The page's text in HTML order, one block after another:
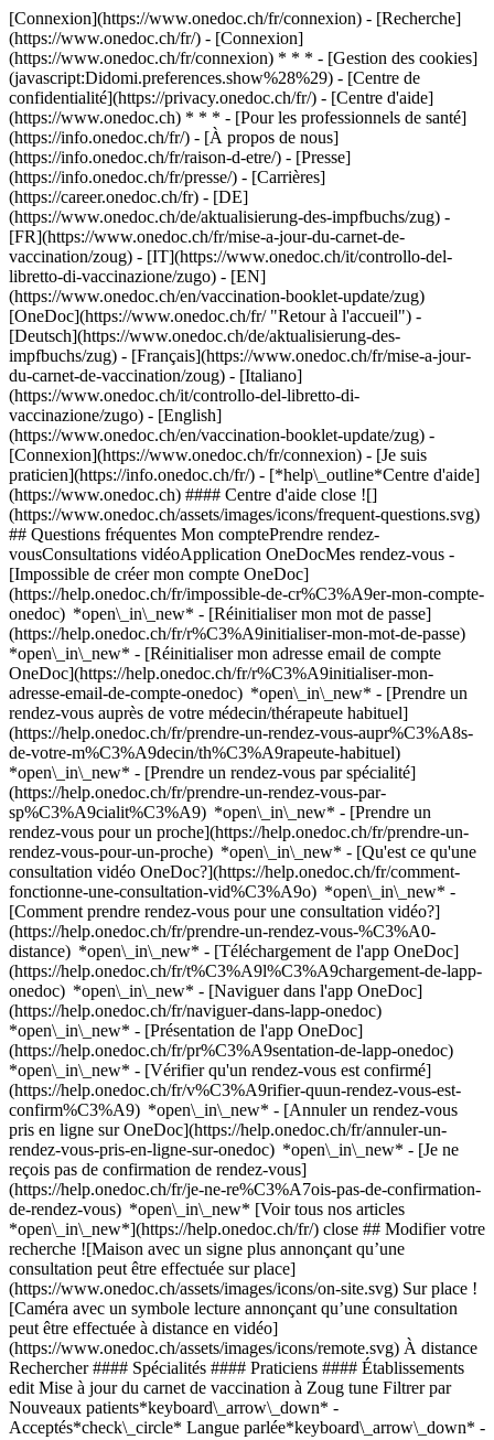
[Connexion](https://www.onedoc.ch/fr/connexion) - [Recherche]
(https://www.onedoc.ch/fr/) - [Connexion]
(https://www.onedoc.ch/fr/connexion) * * * - [Gestion des cookies]
(javascript:Didomi.preferences.show%28%29) - [Centre de
confidentialité](https://privacy.onedoc.ch/fr/) - [Centre d'aide]
(https://www.onedoc.ch) * * * - [Pour les professionnels de santé]
(https://info.onedoc.ch/fr/) - [À propos de nous]
(https://info.onedoc.ch/fr/raison-d-etre/) - [Presse]
(https://info.onedoc.ch/fr/presse/) - [Carrières]
(https://career.onedoc.ch/fr) - [DE]
(https://www.onedoc.ch/de/aktualisierung-des-impfbuchs/zug) -
[FR](https://www.onedoc.ch/fr/mise-a-jour-du-carnet-de-
vaccination/zoug) - [IT](https://www.onedoc.ch/it/controllo-del-
libretto-di-vaccinazione/zugo) - [EN]
(https://www.onedoc.ch/en/vaccination-booklet-update/zug)
[OneDoc](https://www.onedoc.ch/fr/ "Retour à l'accueil") -
[Deutsch](https://www.onedoc.ch/de/aktualisierung-des-
impfbuchs/zug) - [Français](https://www.onedoc.ch/fr/mise-a-jour-
du-carnet-de-vaccination/zoug) - [Italiano]
(https://www.onedoc.ch/it/controllo-del-libretto-di-
vaccinazione/zugo) - [English]
(https://www.onedoc.ch/en/vaccination-booklet-update/zug) -
[Connexion](https://www.onedoc.ch/fr/connexion) - [Je suis
praticien](https://info.onedoc.ch/fr/) - [*help\_outline*Centre d'aide]
(https://www.onedoc.ch) #### Centre d'aide close ![]
(https://www.onedoc.ch/assets/images/icons/frequent-questions.svg)
## Questions fréquentes Mon comptePrendre rendez-
vousConsultations vidéoApplication OneDocMes rendez-vous -
[Impossible de créer mon compte OneDoc]
(https://help.onedoc.ch/fr/impossible-de-cr%C3%A9er-mon-compte-
onedoc) *open\_in\_new* - [Réinitialiser mon mot de passe]
(https://help.onedoc.ch/fr/r%C3%A9initialiser-mon-mot-de-passe)
*open\_in\_new* - [Réinitialiser mon adresse email de compte
OneDoc](https://help.onedoc.ch/fr/r%C3%A9initialiser-mon-
adresse-email-de-compte-onedoc) *open\_in\_new* - [Prendre un
rendez-vous auprès de votre médecin/thérapeute habituel]
(https://help.onedoc.ch/fr/prendre-un-rendez-vous-aupr%C3%A8s-
de-votre-m%C3%A9decin/th%C3%A9rapeute-habituel)
*open\_in\_new* - [Prendre un rendez-vous par spécialité]
(https://help.onedoc.ch/fr/prendre-un-rendez-vous-par-
sp%C3%A9cialit%C3%A9) *open\_in\_new* - [Prendre un
rendez-vous pour un proche](https://help.onedoc.ch/fr/prendre-un-
rendez-vous-pour-un-proche) *open\_in\_new* - [Qu'est ce qu'une
consultation vidéo OneDoc?](https://help.onedoc.ch/fr/comment-
fonctionne-une-consultation-vid%C3%A9o) *open\_in\_new* -
[Comment prendre rendez-vous pour une consultation vidéo?]
(https://help.onedoc.ch/fr/prendre-un-rendez-vous-%C3%A0-
distance) *open\_in\_new* - [Téléchargement de l'app OneDoc]
(https://help.onedoc.ch/fr/t%C3%A9l%C3%A9chargement-de-lapp-
onedoc) *open\_in\_new* - [Naviguer dans l'app OneDoc]
(https://help.onedoc.ch/fr/naviguer-dans-lapp-onedoc)
*open\_in\_new* - [Présentation de l'app OneDoc]
(https://help.onedoc.ch/fr/pr%C3%A9sentation-de-lapp-onedoc)
*open\_in\_new* - [Vérifier qu'un rendez-vous est confirmé](https://help.onedoc.ch/fr/v%C3%A9rifier-quun-rendez-vous-est-confirm%C3%A9) *open\_in\_new* - [Annuler un rendez-vous pris en ligne sur OneDoc](https://help.onedoc.ch/fr/annuler-un-rendez-vous-pris-en-ligne-sur-onedoc) *open\_in\_new* - [Je ne reçois pas de confirmation de rendez-vous](https://help.onedoc.ch/fr/je-ne-re%C3%A7ois-pas-de-confirmation-de-rendez-vous) *open\_in\_new* [Voir tous nos articles *open\_in\_new*](https://help.onedoc.ch/fr/) close ## Modifier votre recherche ![Maison avec un signe plus annonçant qu’une consultation peut être effectuée sur place](https://www.onedoc.ch/assets/images/icons/on-site.svg) Sur place ![Caméra avec un symbole lecture annonçant qu’une consultation peut être effectuée à distance en vidéo](https://www.onedoc.ch/assets/images/icons/remote.svg) À distance Rechercher #### Spécialités #### Praticiens #### Établissements edit Mise à jour du carnet de vaccination à Zoug tune Filtrer par Nouveaux patients*keyboard\_arrow\_down* - Acceptés*check\_circle* Langue parlée*keyboard\_arrow\_down* - Albanais*check\_circle* - Allemand*check\_circle* - Anglais*check\_circle* - Arabe*check\_circle* - Bosniaque*check\_circle* - Croate*check\_circle* - Espagnol*check\_circle* - Français*check\_circle* - Hindi*check\_circle* - Hébreu*check\_circle* - Italien*check\_circle* - Kurde*check\_circle* - Persan*check\_circle* - Polonais*check\_circle* - Portugais*check\_circle* - Roumain*check\_circle* - Russe*check\_circle* - Serbe*check\_circle* - Tamoul*check\_circle* - Turc*check\_circle* Sexe*keyboard\_arrow\_down* - Femme*check\_circle* - Homme*check\_circle* Réseau*keyboard\_arrow\_down* - ArgoMed*check\_circle* - doccare*check\_circle* - DocNet Säuliamt*check\_circle* - Medbase*check\_circle* Disponibilité*keyboard\_arrow\_down* - Disponible aujourdhui*check\_circle* - Dans les 3 prochains jours*check\_circle* - Dans les 7 prochains jours*check\_circle* - Dans les 14 prochains jours*check\_circle* # __Mise à jour du carnet de vaccination__ dans les environs de __Zoug__: prenez rendez-vous en ligne aujourd'hui [![Dipl. med. Elena Bahtinova, spécialiste en médecine interne générale à Knonau](https://assets.onedoc.ch/images/users/4542d72bfa4cee50e53c97918fb1ef8fd68050f6f434200504772f1e1461b513-small.png "Dipl. med. Elena Bahtinova, spécialiste en médecine interne générale à Knonau")](https://www.onedoc.ch/fr/specialiste-en-medecine-interne-generale/knonau/pcn9z/dipl-med-elena-bahtinova) ### [Dipl. med. Elena Bahtinova](https://www.onedoc.ch/fr/specialiste-en-medecine-interne-generale/knonau/pcn9z/dipl-med-elena-bahtinova) ![Badge indiquant un profil vérifié](https://www.onedoc.ch/assets/images/icons/checkmark.svg) [Spécialiste en médecine interne générale](https://www.onedoc.ch/fr/specialiste-en-medecine-interne-generale/knonau) [Doktorhuus Praxis Knonau](https://www.onedoc.ch/fr/cabinet-de-groupe/knonau/e8uc/doktorhuus-praxis-knonau) Schlossmattstrasse 28 8934 Knonau ![Dipl. med. Elena Bahtinova est affiliée au réseau DocNet Säuliamt](https://assets.onedoc.ch/images/networks/logos/3a47af438beb425e07ef64c24da6e6ae42106e494c234732471874cfa0349b8d-small.png) ![Icône patient avec un signe plus annonçant que le professionnel accepte de nouveaux patients](https://www.onedoc.ch/assets/images/icons/new-patients.svg)Accepte les nouveaux patients [Réserver un RDV](https://www.onedoc.ch/fr/specialiste-en-medecine-interne-generale/knonau/pcn9z/dipl-med-elena-bahtinova) Expertises:[Mise à jour du carnet de vaccination](https://www.onedoc.ch/fr/mise-a-jour-du-carnet-de-vaccination/knonau), [Check-up | bilan de santé](https://www.onedoc.ch/fr/check-up-bilan-de-sante/knonau), [Urgence en médecine générale](https://www.onedoc.ch/fr/urgence-en-medecine-generale/knonau), [Prise de sang | Prélèvement sanguin](https://www.onedoc.ch/fr/prise-de-sang-prelevement-sanguin/knonau), [Conseils personnalisés en vaccination](https://www.onedoc.ch/fr/conseils-personnalises-en-vaccination/knonau), [Conseil aux voyageurs](https://www.onedoc.ch/fr/conseil-aux-voyageurs/knonau), [Contrôle médical permis de conduire NIVEAU 1](https://www.onedoc.ch/fr/controle-medical-permis-de-conduire-niveau-1/knonau), [Diabète](https://www.onedoc.ch/fr/diabete/knonau), [Dépistage du diabète](https://www.onedoc.ch/fr/depistage-du-diabete/knonau), [Grippe | Symptômes de la grippe | Rhume](https://www.onedoc.ch/fr/grippe-symptomes-de-la-grippe-rhume/knonau), [Mesure de la pression artérielle | Tension](https://www.onedoc.ch/fr/mesure-de-la-pression-arterielle-tension/knonau), [Contrôle médical permis de conduire NIVEAU 2](https://www.onedoc.ch/fr/controle-medical-permis-de-conduire-niveau-2/knonau)Voir plus *chevron\_left* mar. 04 août *chevron\_right* Voir plus de rendez-vous *error\_outline* Une erreur s'est produite lors du chargement des disponibilités [Réessayer](https://www.onedoc.ch) Expertises:[Mise à jour du carnet de vaccination](https://www.onedoc.ch/fr/mise-a-jour-du-carnet-de-vaccination/knonau), [Check-up | bilan de santé](https://www.onedoc.ch/fr/check-up-bilan-de-sante/knonau), [Urgence en médecine générale](https://www.onedoc.ch/fr/urgence-en-medecine-generale/knonau), [Prise de sang | Prélèvement sanguin](https://www.onedoc.ch/fr/prise-de-sang-prelevement-sanguin/knonau), [Conseils personnalisés en vaccination](https://www.onedoc.ch/fr/conseils-personnalises-en-vaccination/knonau), [Conseil aux voyageurs](https://www.onedoc.ch/fr/conseil-aux-voyageurs/knonau), [Contrôle médical permis de conduire NIVEAU 1](https://www.onedoc.ch/fr/controle-medical-permis-de-conduire-niveau-1/knonau), [Diabète](https://www.onedoc.ch/fr/diabete/knonau), [Dépistage du diabète](https://www.onedoc.ch/fr/depistage-du-diabete/knonau), [Grippe | Symptômes de la grippe | Rhume](https://www.onedoc.ch/fr/grippe-symptomes-de-la-grippe-rhume/knonau), [Mesure de la pression artérielle | Tension](https://www.onedoc.ch/fr/mesure-de-la-pression-arterielle-tension/knonau), [Contrôle médical permis de conduire NIVEAU 2](https://www.onedoc.ch/fr/controle-medical-permis-de-conduire-niveau-2/knonau)Voir plus [![Dipl. med. Karolina Stosiek, médecin généraliste à Oberägeri](https://assets.onedoc.ch/images/users/f989fbfb8d92f238160b9d70d067f2886ae620ce0133a9d78f46f700746455f1-small.jpg "Dipl. med. Karolina Stosiek, médecin généraliste à Oberägeri")](https://www.onedoc.ch/fr/medecin-generaliste/oberageri/pcl2q/dipl-med-karolina-stosiek) ### [Dipl. med. Karolina Stosiek](https://www.onedoc.ch/fr/medecin-generaliste/oberageri/pcl2q/dipl-med-karolina-stosiek) ![Badge indiquant un profil vérifié](https://www.onedoc.ch/assets/images/icons/checkmark.svg) [Médecin généraliste](https://www.onedoc.ch/fr/medecin-generaliste/oberageri) [Medizinische Grundversorgung Oberägeri AG](https://www.onedoc.ch/fr/cabinet-de-groupe/oberageri/eoj3/medizinische-grundversorgung-oberageri-ag) Hauptstrasse 42 6315 Oberägeri ![Icône patient avec un signe moins annonçant que le professionnel n’accepte pas de nouveaux patients](https://www.onedoc.ch/assets/images/icons/no-new-patients.svg)N'accepte pas de nouveaux patients [Réserver un RDV](https://www.onedoc.ch/fr/medecin-generaliste/oberageri/pcl2q/dipl-med-karolina-stosiek) Expertises:[Mise à jour du carnet de vaccination](https://www.onedoc.ch/fr/mise-a-jour-du-carnet-de-vaccination/oberageri), [Check-up | bilan de santé](https://www.onedoc.ch/fr/check-up-bilan-de-sante/oberageri), [Urgence en médecine générale](https://www.onedoc.ch/fr/urgence-en-medecine-generale/oberageri), [Holter](https://www.onedoc.ch/fr/holter/oberageri), [Pression artérielle à long terme | Contrôle de la pression artérielle sur 24 heures](https://www.onedoc.ch/fr/pression-arterielle-a-long-terme-controle-de-la-pression-arterielle-sur-24-heures/oberageri), [Contrôle médical permis de conduire NIVEAU 1](https://www.onedoc.ch/fr/controle-medical-permis-de-conduire-niveau-1/oberageri), [Conseils personnalisés en vaccination](https://www.onedoc.ch/fr/conseils-personnalises-en-vaccination/oberageri), [Électrocardiogramme (ECG)](https://www.onedoc.ch/fr/electrocardiogramme-ecg/oberageri)Voir plus *chevron\_left* mar. 04 août *chevron\_right* Voir plus de rendez-vous *error\_outline* Une erreur s'est produite lors du chargement des disponibilités [Réessayer](https://www.onedoc.ch) Expertises:[Mise à jour du carnet de vaccination](https://www.onedoc.ch/fr/mise-a-jour-du-carnet-de-vaccination/oberageri), [Check-up | bilan de santé](https://www.onedoc.ch/fr/check-up-bilan-de-sante/oberageri), [Urgence en médecine générale](https://www.onedoc.ch/fr/urgence-en-medecine-generale/oberageri), [Holter](https://www.onedoc.ch/fr/holter/oberageri), [Pression artérielle à long terme | Contrôle de la pression artérielle sur 24 heures](https://www.onedoc.ch/fr/pression-arterielle-a-long-terme-controle-de-la-pression-arterielle-sur-24-heures/oberageri), [Contrôle médical permis de conduire NIVEAU 1](https://www.onedoc.ch/fr/controle-medical-permis-de-conduire-niveau-1/oberageri), [Conseils personnalisés en vaccination](https://www.onedoc.ch/fr/conseils-personnalises-en-vaccination/oberageri), [Électrocardiogramme (ECG)](https://www.onedoc.ch/fr/electrocardiogramme-ecg/oberageri)Voir plus [![Medbase Apotheke Affoltern am Albis, pharmacie à Affoltern am Albis](https://assets.onedoc.ch/images/entities/ce1c92b8d8f936318fc060577ee46a857b617a2342dfb2fbb878dcbdc220b0bb-small.jpg "Medbase Apotheke Affoltern am Albis, pharmacie à Affoltern am Albis")](https://www.onedoc.ch/fr/pharmacie/affoltern-am-albis/e299/medbase-apotheke-affoltern-am-albis) ### [Medbase Apotheke Affoltern am Albis](https://www.onedoc.ch/fr/pharmacie/affoltern-am-albis/e299/medbase-apotheke-affoltern-am-albis) ![Badge indiquant un profil vérifié](https://www.onedoc.ch/assets/images/icons/checkmark.svg) Pharmacie Centralweg 4 8910 Affoltern am Albis ![Icône patient avec un signe plus annonçant que le professi